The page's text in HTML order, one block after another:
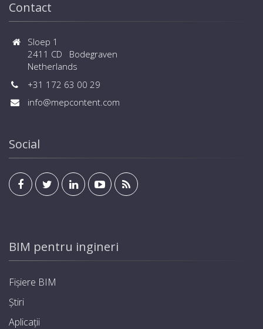
Contact
Sloep 1
2411 CD Bodegraven
Netherlands
+31 172 63 00 29
info@mepcontent.com
Social
BIM pentru ingineri
Fișiere BIM
Știri
Aplicații